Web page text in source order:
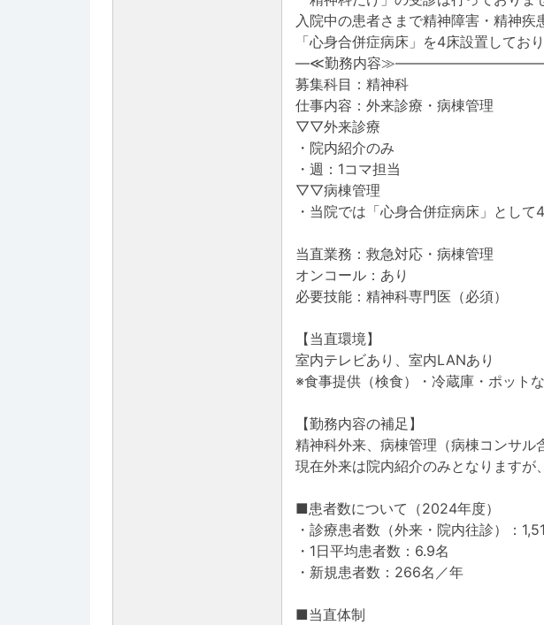
入院中の患者さまで精神障害・精神
「心身合併症病床」を4床設置しており
―≪勤務内容
募集科目：精神科
仕事内容：外来診療・病棟管理
▽▽外来診療
・院内紹介のみ
・週：1コマ担当
▽▽病棟管理
・当院では「心身合併症病床」とし
当直業務：救急対応・病棟管理
オンコール：あり
必要技能：精神科専門医（必須）
【当直環境】
室内テレビあり、室内LANあり
※食事提供（検食）・冷蔵庫・ポット
【勤務内容の補足】
精神科外来、病棟管理（病棟コンサル
現在外来は院内紹介のみとなりますが
■患者数について（2024年度）
・診療患者数（外来・院内往診）：
・1日平均患者数：6.9名
・新規患者数：266名／年
■当直体制